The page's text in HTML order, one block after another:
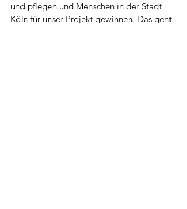
und pflegen und Menschen in der Stadt
Köln für unser Projekt gewinnen. Das geht